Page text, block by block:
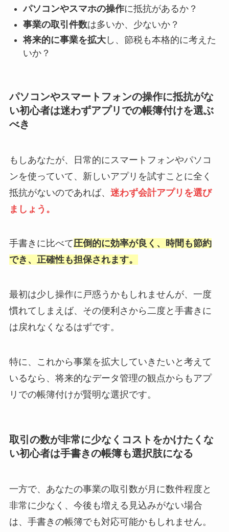
パソコンやスマホの操作に抵抗があるか？
事業の取引件数は多いか、少ないか？
将来的に事業を拡大し、節税も本格的に考えた
いか？
パソコンやスマートフォンの操作に抵抗がな
い初心者は迷わずアプリでの帳簿付けを選ぶ
べき
もしあなたが、日常的にスマートフォンやパソコ
ンを使っていて、新しいアプリを試すことに全く
抵抗がないのであれば、 迷わず会計アプリを選び
ましょう。
手書きに比べて圧倒的に効率が良く、時間も節約
でき、正確性も担保されます。
最初は少し操作に戸惑うかもしれませんが、一度
慣れてしまえば、その便利さから二度と手書きに
は戻れなくなるはずです。
特に、これから事業を拡大していきたいと考えて
いるなら、将来的なデータ管理の観点からもアプ
リでの帳簿付けが賢明な選択です。
取引の数が非常に少なくコストをかけたくな
い初心者は手書きの帳簿も選択肢になる
一方で、あなたの事業の取引数が月に数件程度と
非常に少なく、今後も増える見込みがない場合
は、手書きの帳簿でも対応可能かもしれません。